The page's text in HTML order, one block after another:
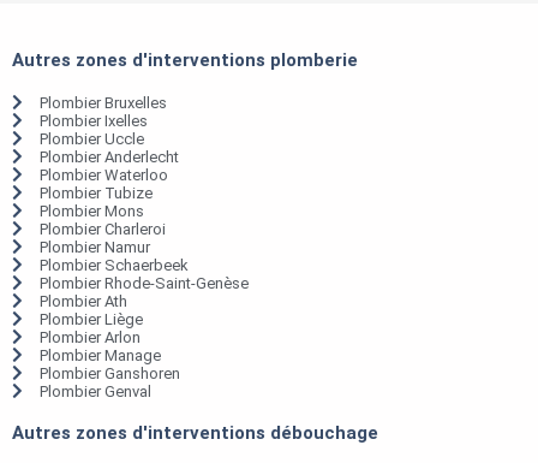
Autres zones d'interventions plomberie
Plombier Bruxelles
Plombier Ixelles
Plombier Uccle
Plombier Anderlecht
Plombier Waterloo
Plombier Tubize
Plombier Mons
Plombier Charleroi
Plombier Namur
Plombier Schaerbeek
Plombier Rhode-Saint-Genèse
Plombier Ath
Plombier Liège
Plombier Arlon
Plombier Manage
Plombier Ganshoren
Plombier Genval
Autres zones d'interventions débouchage